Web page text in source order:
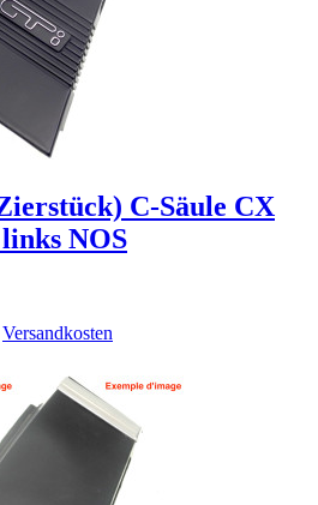
C-Säule CX
NOS
Versandkosten